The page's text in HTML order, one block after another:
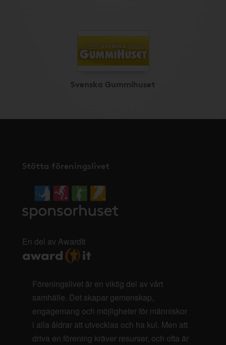
Svenska Gummihuset
Stötta föreningslivet
En del av AwardIt
Föreningslivet är en viktig del av vårt
samhälle. Det skapar gemenskap,
engagemang och möjligheter för människor
i alla åldrar att utvecklas och ha kul. Men att
driva en förening kräver resurser, och ofta är